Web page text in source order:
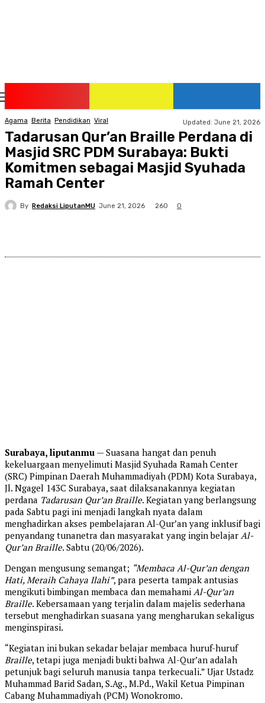
Agama Berita Pendidikan Viral Updated: June 21, 2026
Tadarusan Qur’an Braille Perdana di
Masjid SRC PDM Surabaya: Bukti
Komitmen sebagai Masjid Syuhada
Ramah Center
By Redaksi LiputanMU June 21, 2026 260 0
Surabaya, liputanmu — Suasana hangat dan penuh
kekeluargaan menyelimuti Masjid Syuhada Ramah Center
(SRC) Pimpinan Daerah Muhammadiyah (PDM) Kota Surabaya,
Jl. Ngagel 143C Surabaya, saat dilaksanakannya kegiatan
perdana Tadarusan Qur’an Braille. Kegiatan yang berlangsung
pada Sabtu pagi ini menjadi langkah nyata dalam
menghadirkan akses pembelajaran Al-Qur’an yang inklusif bagi
penyandang tunanetra dan masyarakat yang ingin belajar Al-
Qur’an Braille. Sabtu (20/06/2026).
Dengan mengusung semangat; “Membaca Al-Qur’an dengan
Hati, Meraih Cahaya Ilahi”, para peserta tampak antusias
mengikuti bimbingan membaca dan memahami Al-Qur’an
Braille. Kebersamaan yang terjalin dalam majelis sederhana
tersebut menghadirkan suasana yang mengharukan sekaligus
menginspirasi.
“Kegiatan ini bukan sekadar belajar membaca huruf-huruf
Braille, tetapi juga menjadi bukti bahwa Al-Qur’an adalah
petunjuk bagi seluruh manusia tanpa terkecuali.” Ujar Ustadz
Muhammad Barid Sadan, S.Ag., M.Pd., Wakil Ketua Pimpinan
Cabang Muhammadiyah (PCM) Wonokromo.